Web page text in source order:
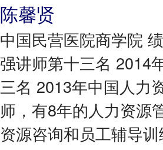
陈馨贤
中国民营医院商学院
强讲师第十三名 2014
三名 2013年中国人力
师，有8年的人力资源
资源咨询和员工辅导